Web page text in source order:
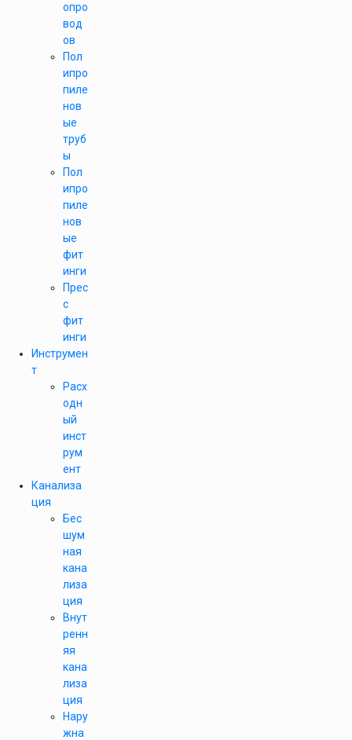
опро
вод
ов
Пол
ипро
пиле
нов
ые
труб
ы
Пол
ипро
пиле
нов
ые
фит
инги
Прес
с
фит
инги
Инструмен
т
Расх
одн
ый
инст
рум
ент
Канализа
ция
Бес
шум
ная
кана
лиза
ция
Внут
ренн
яя
кана
лиза
ция
Нару
жна